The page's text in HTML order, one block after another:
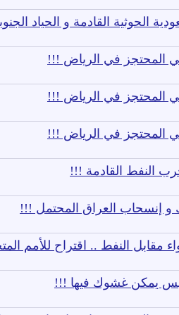
الحوثية القادمة و الحياد
المحتجز في الرياض !!!
المحتجز في الرياض !!!
المحتجز في الرياض !!!
النفط القادمة !!!
و إنسحاب العراق المحتمل !!!
مقابل النفط .. اقتراح للأمم
يمكن غشوك فيها !!!